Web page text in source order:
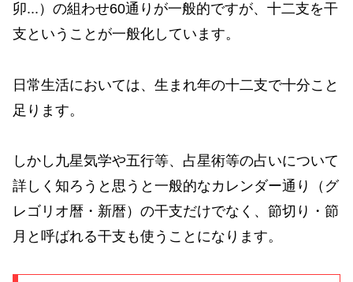
卯...）の組わせ60通りが一般的ですが、十二支を干
支ということが一般化しています。
日常生活においては、生まれ年の十二支で十分こと
足ります。
しかし九星気学や五行等、占星術等の占いについて
詳しく知ろうと思うと一般的なカレンダー通り（グ
レゴリオ暦・新暦）の干支だけでなく、節切り・節
月と呼ばれる干支も使うことになります。